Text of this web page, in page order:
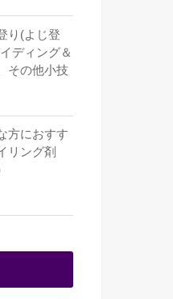
り(よじ登
ディング＆
その他小技
方におすす
リング剤